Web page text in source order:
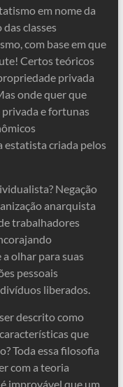
em nome da
classes
com base em que
Certos teóricos
privada
onde quer que
e fortunas
estatista criada pelos
Negação
anarquista
trabalhadores
olhar para suas
pessoais
liberados.
descrito como
que
Toda essa filosofia
com a teoria
improvável que um